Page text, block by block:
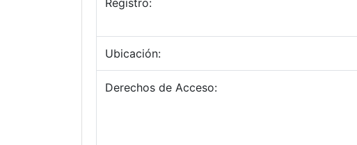
Registro:
Ubicación:
Derechos de Acceso: